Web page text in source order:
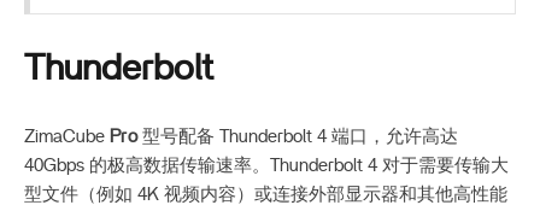
Thunderbolt
ZimaCube Pro型号配备 Thunderbolt 4 端口，允许高达
40Gbps 的极高数据传输速率。Thunderbolt 4 对于需要传输大
型文件（例如 4K 视频内容）或连接外部显示器和其他高性能